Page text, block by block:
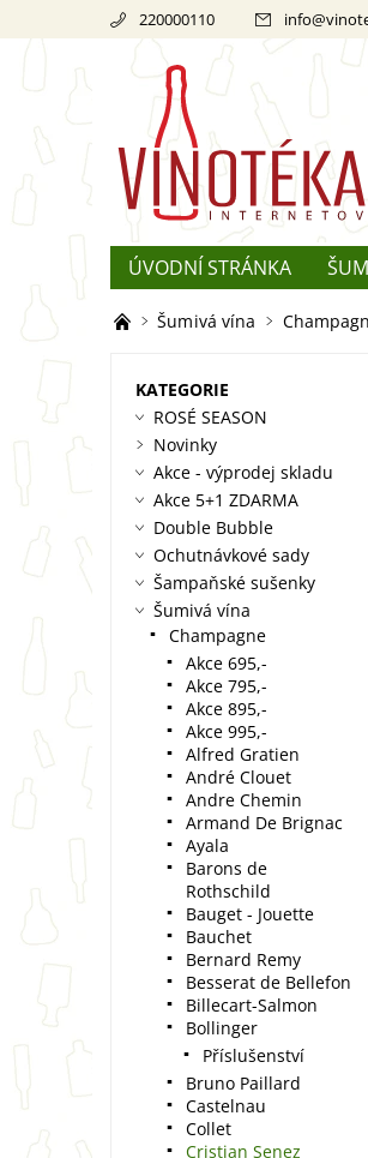
220000110 info@
ÚVODNÍ STRÁNKA
REKLAMACE
O
Šumivá vína
KATEGORIE
ROSÉ SEASON
Novinky
Akce - výprodej skladu
Akce 5+1 ZDARMA
Double Bubble
Ochutnávkové sady
Šampaňské sušenky
Šumivá vína
Champagne
Akce 695,-
Akce 795,-
Akce 895,-
Akce 995,-
Alfred Gratien
André Clouet
Andre Chemin
Armand De Brignac
Ayala
Barons de
Rothschild
Bauget - Jouette
Bauchet
Bernard Remy
Besserat de Bellefon
Billecart-Salmon
Bollinger
Příslušenství
Bruno Paillard
Castelnau
Collet
Cristian Senez